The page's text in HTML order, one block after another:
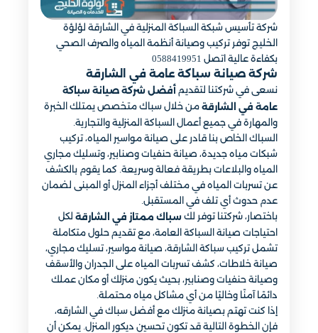
شركة تأسيس شبكة السباكة المنزلية في الشارقة لؤلؤة
الخليج توفر تركيب وصيانة أنظمة المياه والصرف الصحي
بكفاءة عالية اتصل 0588419951
شركة صيانة سباكة عامة في الشارقة
نسعى في شركتنا لتقديم أفضل شركة صيانة سباكة
عامة في الشارقة من خلال سباك متخصص يمتلك الخبرة
والمهارة في جميع أعمال السباكة المنزلية والتجارية.
السباك الخاص بنا قادر على صيانة مواسير المياه، تركيب
شبكات مياه جديدة، صيانة حنفيات وصنابير، وتسليك مجاري
المياه والبلاعات بطريقة فعالة وسريعة. كما يقوم بالكشف
عن تسربات المياه في مختلف أجزاء المنزل أو المبنى لضمان
عدم حدوث أي تلف في المستقبل.
باختصار، شركتنا توفر لك سباك ممتاز في الشارقة لكل
احتياجات صيانة السباكة العامة، مع تقديم حلول متكاملة
تشمل تركيب سباكة الشارقة، صيانة مواسير، تسليك مجاري،
صيانة خلاطات، كشف تسربات المياه على الجدران والأسقف
وصيانة حنفيات وصنابير، بحيث يكون منزلك أو مكان عملك
دائمًا آمنًا وخاليًا من أي مشاكل مياه محتملة.
إذا كنت تهتم بصيانة منزلك مع أفضل سباك في الشارقه،
فإن الخطوة التالية قد تكون تحسين ديكور المنزل. يمكن أن